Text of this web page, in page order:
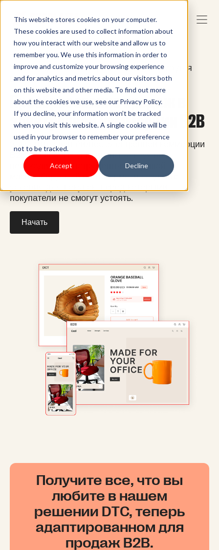
This website stores cookies on your computer.
These cookies are used to collect information about
how you interact with our website and allow us to
remember you. We use this information in order to
improve and customize your browsing experience
and for analytics and metrics about our visitors both
on this website and other media. To find out more
about the cookies we use, see our Privacy Policy.
If you decline, your information won’t be tracked
when you visit this website. A single cookie will be
used in your browser to remember your preference
not to be tracked.
Accept Decline
Унифицированная торговая платформа для
B2B и DTC
Преобразование продаж в
электронной коммерции B2B
Запустите свой бизнес электронной коммерции
B2B без особых усилий, используя все
необходимые инструменты на единой
масштабируемой платформе, и создайте
условия для покупок, перед которыми
покупатели не смогут устоять.
Начать
Получите все, что вы
любите в нашем
решении DTC, теперь
адаптированном для
продаж B2B.